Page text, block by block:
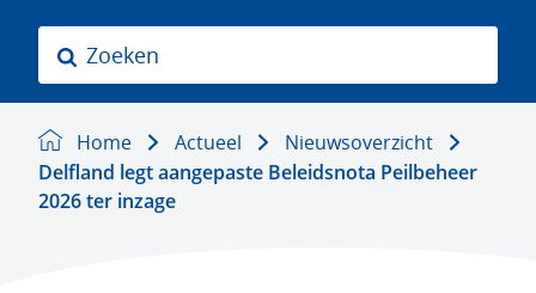
e
Zoeken
Home Actueel
Nieuwsoverzicht
Delfland legt aangepaste Beleidsnota Peilbeheer
2026 ter inzage